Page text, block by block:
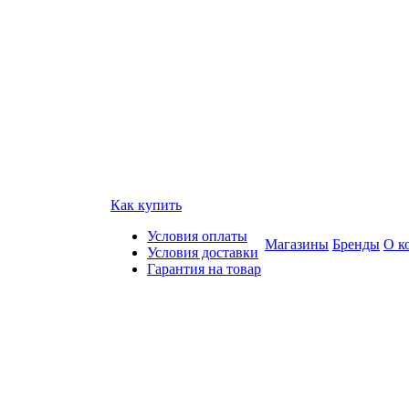
Как купить
Условия оплаты
Условия доставки
Гарантия на товар
Магазины Бренды О